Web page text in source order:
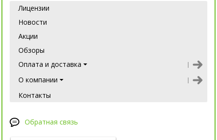
Лицензии
Новости
Акции
Обзоры
Оплата и доставка
О компании
Контакты
Обратная связь